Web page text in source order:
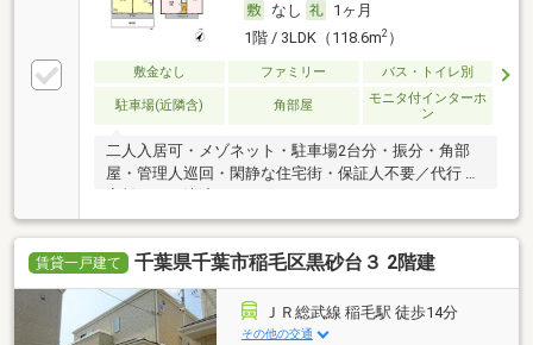
なし
1ヶ月
1階 / 3LDK（118.6m2）
敷金なし ファミリー バス・トイレ別
駐車場(近隣含) 角部屋
モニタ付インターホ
ン
二人入居可・メゾネット・駐車場2台分・振分・角部
屋・管理人巡回・閑静な住宅街・保証人不要／代行 ・
家賃カード決済可
賃貸一戸建て 千葉県千葉市稲毛区黒砂台３ 2階建
ＪＲ総武線 稲毛駅 徒歩14分
その他の交通